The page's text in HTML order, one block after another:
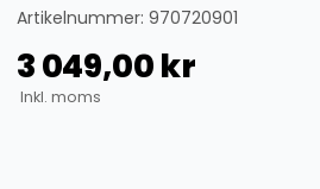
Artikelnummer: 970720901
3 049,00kr
Inkl. moms